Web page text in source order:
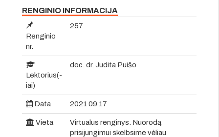
RENGINIO INFORMACIJA
Renginio
nr.
257
Lektorius(-
iai)
doc. dr. Judita Puišo
Data 2021 09 17
Vieta
Virtualus renginys. Nuorodą
prisijungimui skelbsime vėliau